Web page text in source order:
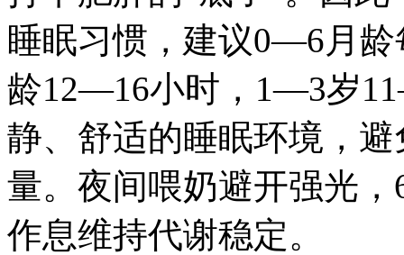
睡眠习惯，建议0—6月
龄12—16小时，1—3岁
静、舒适的睡眠环境，
量。夜间喂奶避开强光
作息维持代谢稳定。